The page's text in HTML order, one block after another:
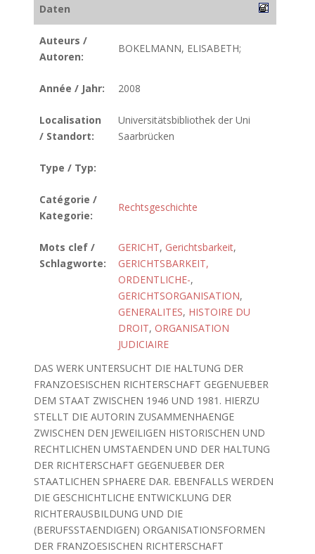
Daten
Auteurs /
Autoren:
BOKELMANN, ELISABETH;
Année / Jahr: 2008
Localisation
/ Standort:
Universitätsbibliothek der Uni
Saarbrücken
Type / Typ:
Catégorie /
Kategorie:
Rechtsgeschichte
Mots clef /
Schlagworte:
GERICHT, Gerichtsbarkeit,
GERICHTSBARKEIT,
ORDENTLICHE-,
GERICHTSORGANISATION,
GENERALITES, HISTOIRE DU
DROIT, ORGANISATION
JUDICIAIRE
DAS WERK UNTERSUCHT DIE HALTUNG DER
FRANZOESISCHEN RICHTERSCHAFT GEGENUEBER
DEM STAAT ZWISCHEN 1946 UND 1981. HIERZU
STELLT DIE AUTORIN ZUSAMMENHAENGE
ZWISCHEN DEN JEWEILIGEN HISTORISCHEN UND
RECHTLICHEN UMSTAENDEN UND DER HALTUNG
DER RICHTERSCHAFT GEGENUEBER DER
STAATLICHEN SPHAERE DAR. EBENFALLS WERDEN
DIE GESCHICHTLICHE ENTWICKLUNG DER
RICHTERAUSBILDUNG UND DIE
(BERUFSSTAENDIGEN) ORGANISATIONSFORMEN
DER FRANZOESISCHEN RICHTERSCHAFT